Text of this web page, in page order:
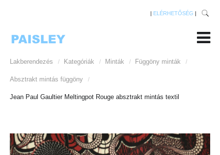
| ELÉRHETŐSÉG |
Lakberendezés / Kategóriák / Minták / Függöny minták /
Absztrakt mintás függöny /
Jean Paul Gaultier Meltingpot Rouge absztrakt mintás textil